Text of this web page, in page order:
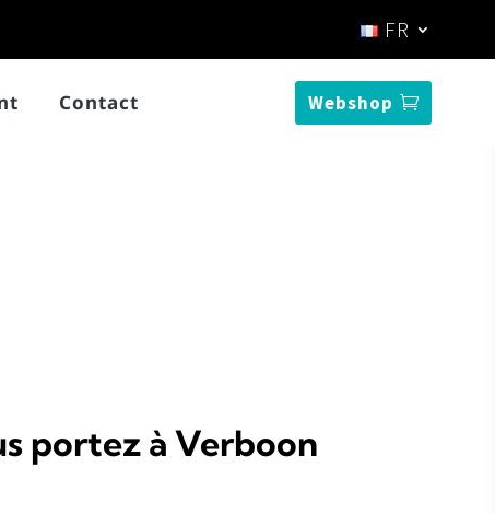
FR
Contact Webshop
portez à Verboon